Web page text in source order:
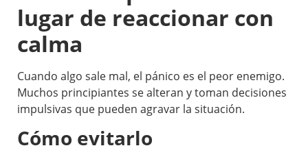
lugar de reaccionar con
calma
Cuando algo sale mal, el pánico es el peor enemigo.
Muchos principiantes se alteran y toman decisiones
impulsivas que pueden agravar la situación.
Cómo evitarlo